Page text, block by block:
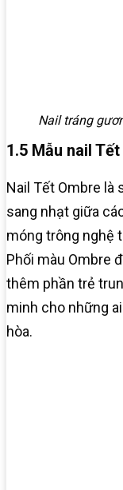
Nail tráng
1.5 Mẫu nail
Nail Tết Ombre
sang nhạt giữa
móng trông nghệ
Phối màu Ombre
thêm phần trẻ
minh cho những
hòa.